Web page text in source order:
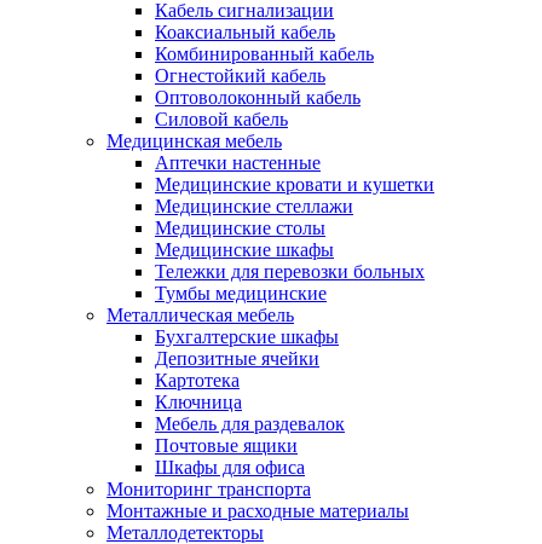
Кабель сигнализации
Коаксиальный кабель
Комбинированный кабель
Огнестойкий кабель
Оптоволоконный кабель
Силовой кабель
Медицинская мебель
Аптечки настенные
Медицинские кровати и кушетки
Медицинские стеллажи
Медицинские столы
Медицинские шкафы
Тележки для перевозки больных
Тумбы медицинские
Металлическая мебель
Бухгалтерские шкафы
Депозитные ячейки
Картотека
Ключница
Мебель для раздевалок
Почтовые ящики
Шкафы для офиса
Мониторинг транспорта
Монтажные и расходные материалы
Металлодетекторы